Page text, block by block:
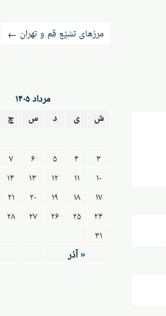
مرزهای تشیّع قم و تهران ←
مرداد ۱۴۰۵
ش
ی د س چ
۳
۴ ۵ ۶ ۷
۱۰
۱۱ ۱۲ ۱۳ ۱۴
۱۷
۱۸ ۱۹ ۲۰ ۲۱
۲۴
۲۵ ۲۶ ۲۷ ۲۸
۳۱
« آذر